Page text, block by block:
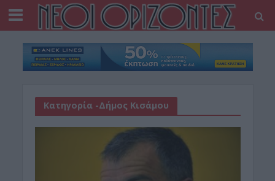
Κατηγορία -Δήμος Κισάμου